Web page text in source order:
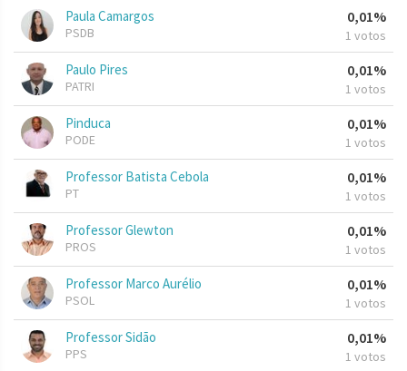
Paula Camargos
PSDB
0,01%
1 votos
Paulo Pires
PATRI
0,01%
1 votos
Pinduca
PODE
0,01%
1 votos
Professor Batista Cebola
PT
0,01%
1 votos
Professor Glewton
PROS
0,01%
1 votos
Professor Marco Aurélio
PSOL
0,01%
1 votos
Professor Sidão
PPS
0,01%
1 votos